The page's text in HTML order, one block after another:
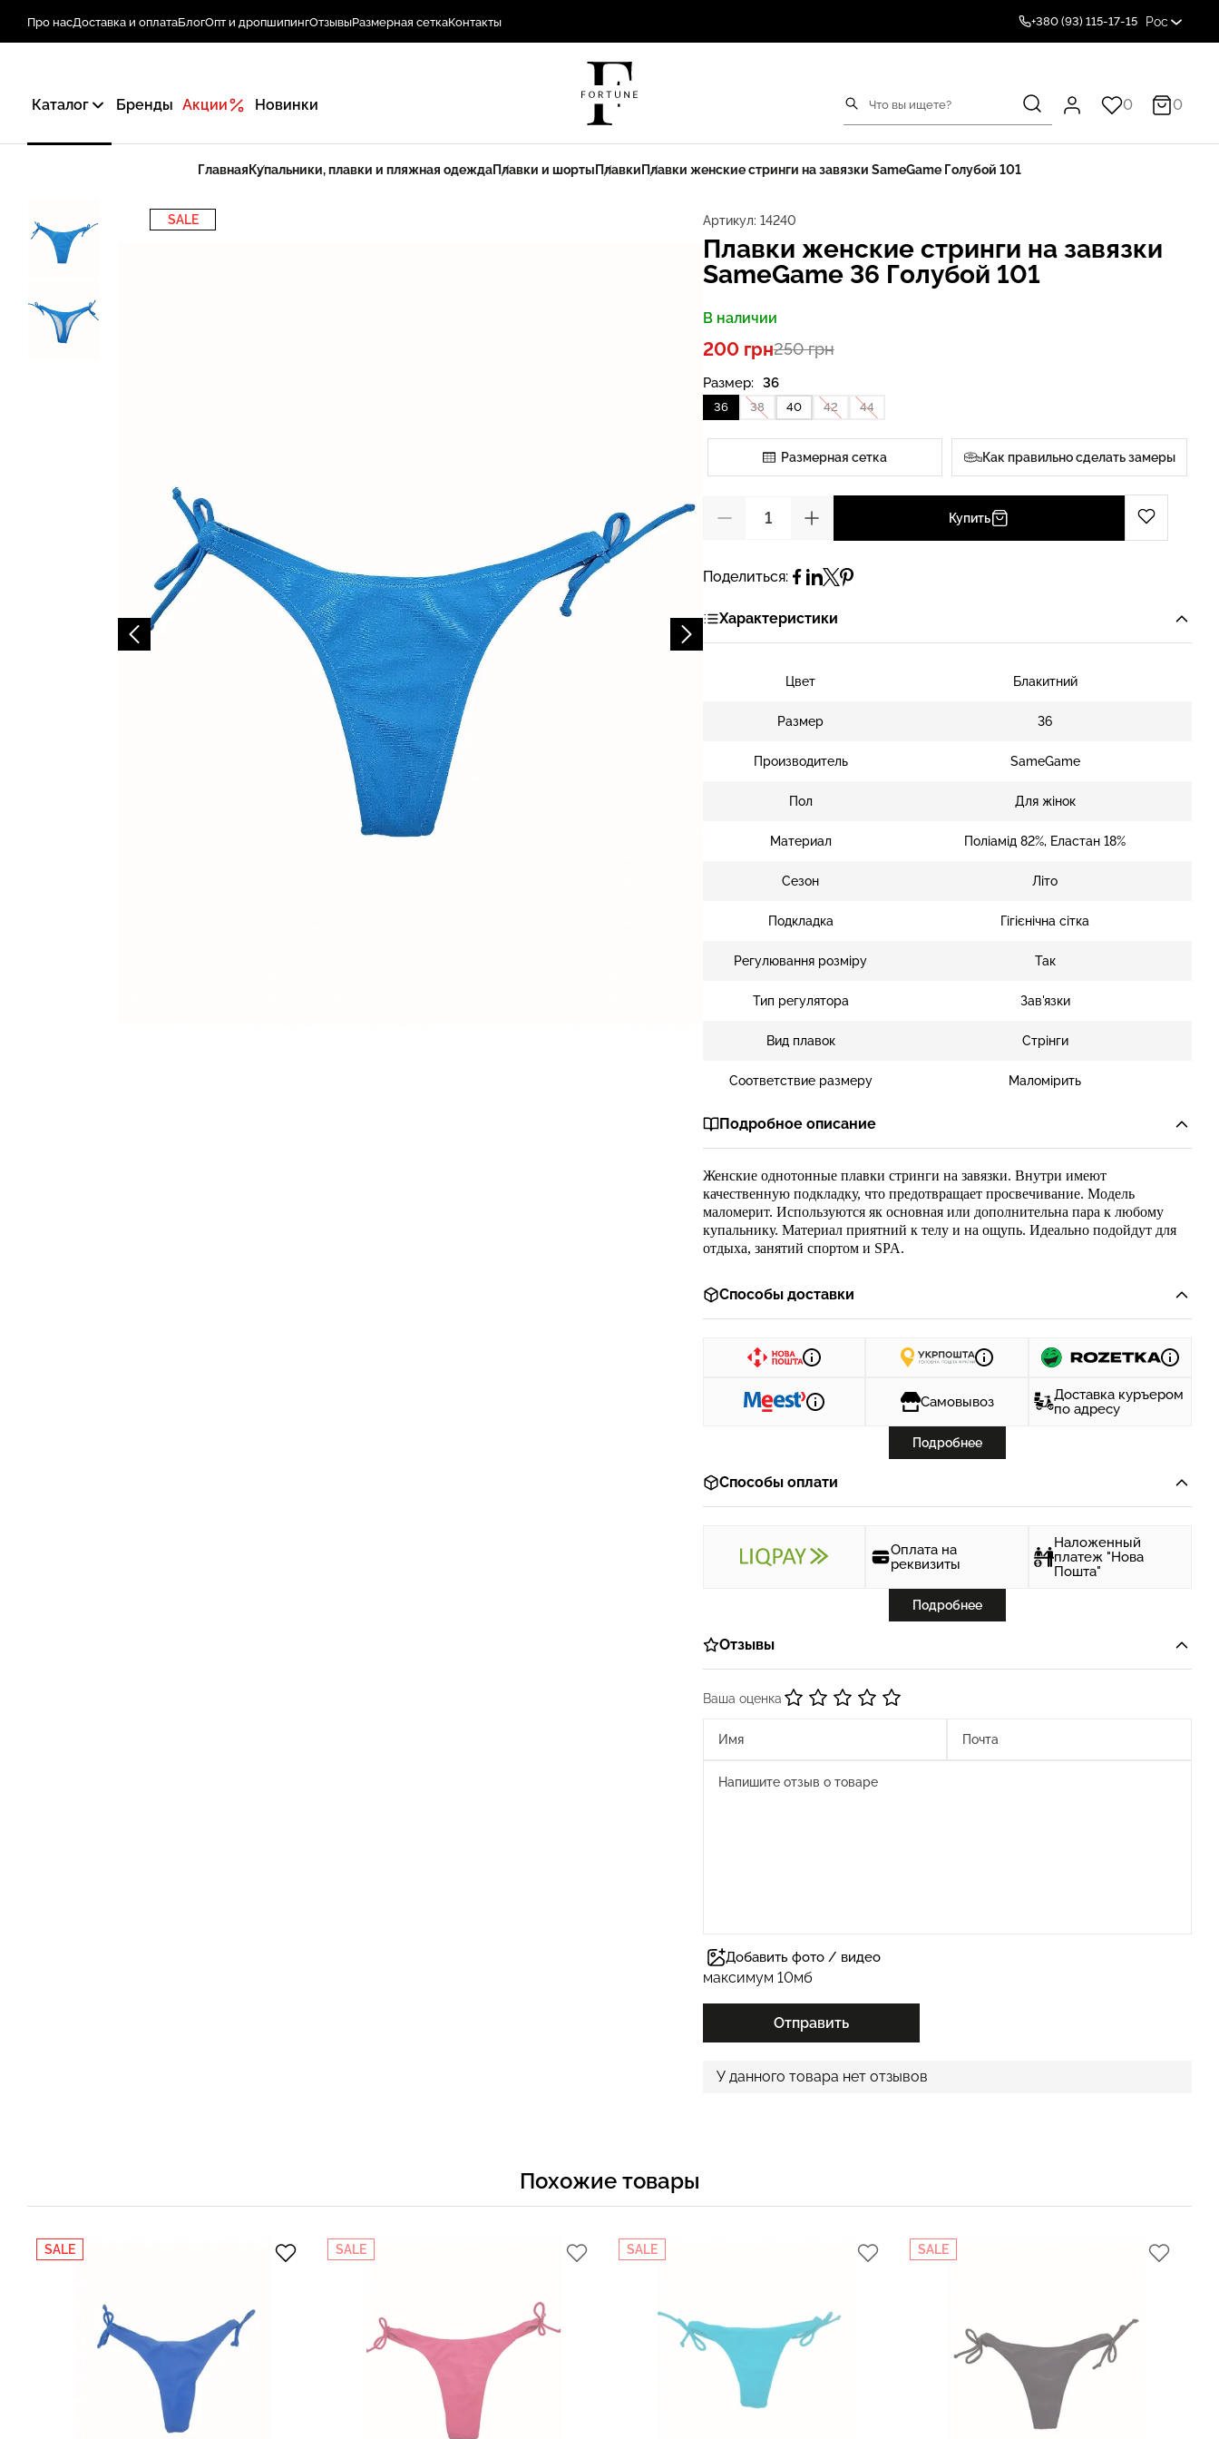
Про насДоставка и оплатаБлогОпт и дропшипингОтзывыРазмерная сеткаКонтакты +380 (93) 115-17-15 Рос
Каталог Бренды Акции Новинки 0 0
Главная Купальники, плавки и пляжная одеждаПлавки и шорты Плавки Плавки женские стринги на завязки SameGame Голубой 101
SALE Артикул: 14240
Плавки женские стринги на завязки
SameGame 36 Голубой 101
В наличии
200 грн250 грн
Размер: 36
36 38 40 42 44
Размерная сетка Как правильно сделать замеры
Купить
Поделиться:
Характеристики
Цвет Блакитний
Размер 36
Производитель SameGame
Пол Для жінок
Материал Поліамід 82%, Еластан 18%
Сезон Літо
Подкладка Гігієнічна сітка
Регулювання розміру Так
Тип регулятора Зав'язки
Вид плавок Стрінги
Соответствие размеру Маломірить
Подробное описание
Женские однотонные плавки стринги на завязки. Внутри имеют
качественную подкладку, что предотвращает просвечивание. Модель
маломерит. Используются як основная или дополнительна пара к любому
купальнику. Материал приятний к телу и на ощупь. Идеально подойдут для
отдыха, занятий спортом и SPA.
Способы доставки
Самовывоз
Доставка куръером
по адресу
Подробнее
Способы оплати
Оплата на
реквизиты
Наложенный
платеж "Нова
Пошта"
Подробнее
Отзывы
Ваша оценка
Добавить фото / видео
максимум 10мб
Отправить
У данного товара нет отзывов
Похожие товары
SALE SALE SALE SALE